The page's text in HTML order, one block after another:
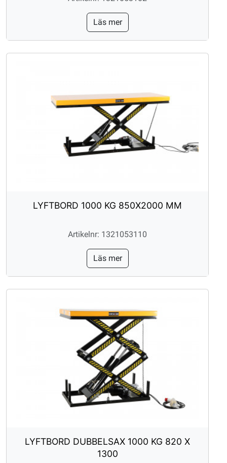
Läs mer
LYFTBORD 1000 KG 850X2000 MM
Artikelnr: 1321053110
Läs mer
LYFTBORD DUBBELSAX 1000 KG 820 X
1300